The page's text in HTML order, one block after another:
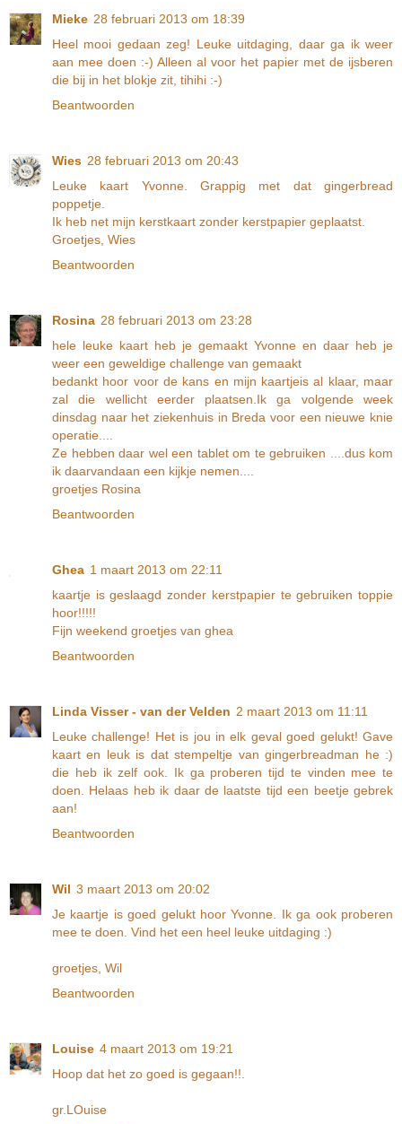
Mieke 28 februari 2013 om 18:39
Heel mooi gedaan zeg! Leuke uitdaging, daar ga ik weer
aan mee doen :-) Alleen al voor het papier met de ijsberen
die bij in het blokje zit, tihihi :-)
Beantwoorden
Wies 28 februari 2013 om 20:43
Leuke kaart Yvonne. Grappig met dat gingerbread
poppetje.
Ik heb net mijn kerstkaart zonder kerstpapier geplaatst.
Groetjes, Wies
Beantwoorden
Rosina 28 februari 2013 om 23:28
hele leuke kaart heb je gemaakt Yvonne en daar heb je
weer een geweldige challenge van gemaakt
bedankt hoor voor de kans en mijn kaartjeis al klaar, maar
zal die wellicht eerder plaatsen.Ik ga volgende week
dinsdag naar het ziekenhuis in Breda voor een nieuwe knie
operatie....
Ze hebben daar wel een tablet om te gebruiken ....dus kom
ik daarvandaan een kijkje nemen....
groetjes Rosina
Beantwoorden
Ghea 1 maart 2013 om 22:11
kaartje is geslaagd zonder kerstpapier te gebruiken toppie
hoor!!!!!
Fijn weekend groetjes van ghea
Beantwoorden
Linda Visser - van der Velden 2 maart 2013 om 11:11
Leuke challenge! Het is jou in elk geval goed gelukt! Gave
kaart en leuk is dat stempeltje van gingerbreadman he :)
die heb ik zelf ook. Ik ga proberen tijd te vinden mee te
doen. Helaas heb ik daar de laatste tijd een beetje gebrek
aan!
Beantwoorden
Wil 3 maart 2013 om 20:02
Je kaartje is goed gelukt hoor Yvonne. Ik ga ook proberen
mee te doen. Vind het een heel leuke uitdaging :)
groetjes, Wil
Beantwoorden
Louise 4 maart 2013 om 19:21
Hoop dat het zo goed is gegaan!!.
gr.LOuise